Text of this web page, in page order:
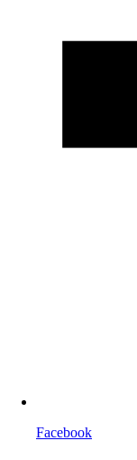
Facebook